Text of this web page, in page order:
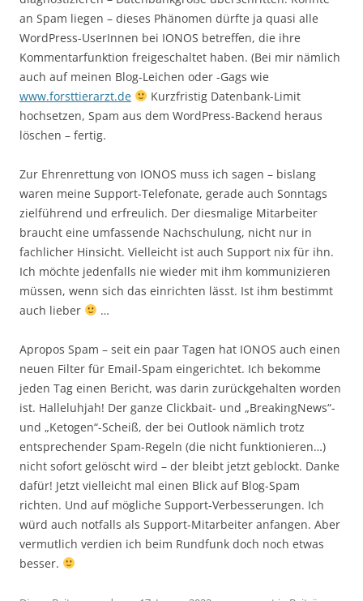
an Spam liegen – dieses Phänomen dürfte ja quasi alle
WordPress-UserInnen bei IONOS betreffen, die ihre
Kommentarfunktion freigeschaltet haben. (Bei mir nämlich
auch auf meinen Blog-Leichen oder -Gags wie
www.forsttierarzt.de
Kurzfristig Datenbank-Limit
hochsetzen, Spam aus dem WordPress-Backend heraus
löschen – fertig.
Zur Ehrenrettung von IONOS muss ich sagen – bislang
waren meine Support-Telefonate, gerade auch Sonntags
zielführend und erfreulich. Der diesmalige Mitarbeiter
braucht eine umfassende Nachschulung, nicht nur in
fachlicher Hinsicht. Vielleicht ist auch Support nix für ihn.
Ich möchte jedenfalls nie wieder mit ihm kommunizieren
müssen, wenn sich das einrichten lässt. Ist ihm bestimmt
auch lieber
…
Apropos Spam – seit ein paar Tagen hat IONOS auch einen
neuen Filter für Email-Spam eingerichtet. Ich bekomme
jeden Tag einen Bericht, was darin zurückgehalten worden
ist. Halleluhjah! Der ganze Clickbait- und „BreakingNews“-
und „Ketogen“-Scheiß, der bei Outlook nämlich trotz
entsprechender Spam-Regeln (die nicht funktionieren…)
nicht sofort gelöscht wird – der bleibt jetzt geblockt. Danke
dafür! Jetzt vielleicht mal einen Blick auf Blog-Spam
richten. Und auf mögliche Support-Verbesserungen. Ich
würd auch notfalls als Support-Mitarbeiter anfangen. Aber
vermutlich verdien ich beim Rundfunk doch noch etwas
besser.